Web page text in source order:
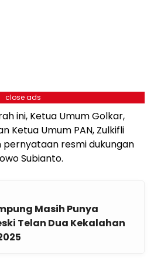
close ads
ini, Ketua Umum Golkar,
Ketua Umum PAN, Zulkifli
pernyataan resmi dukungan
Subianto.
Masih Punya
Telan Dua Kekalahan